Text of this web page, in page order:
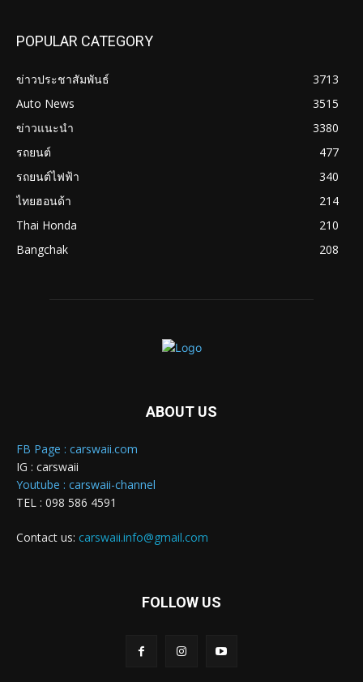
POPULAR CATEGORY
ข่าวประชาสัมพันธ์
3713
Auto News
3515
ข่าวแนะนำ
3380
รถยนต์
477
รถยนต์ไฟฟ้า
340
ไทยฮอนด้า
214
Thai Honda
210
Bangchak
208
ABOUT US
FB Page : carswaii.com
IG : carswaii
Youtube : carswaii-channel
TEL : 098 586 4591
Contact us: carswaii.info@gmail.com
FOLLOW US